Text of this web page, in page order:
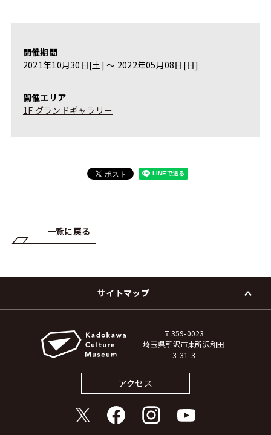
開催期間
2021年10月30日[土] 〜 2022年05月08日[日]
開催エリア
1F グランドギャラリー
一覧に戻る
サイトマップ
〒359-0023
埼玉県所沢市東所沢和田
3-31-3
アクセス